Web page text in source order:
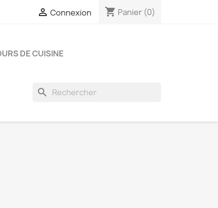
 Connexion shopping_cart Panier (0)
DE CUISINE
search